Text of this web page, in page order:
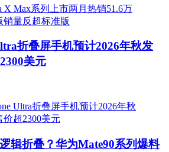
折叠屏手机预计2026年秋发
美元
辑折叠？华为Mate90系列爆料